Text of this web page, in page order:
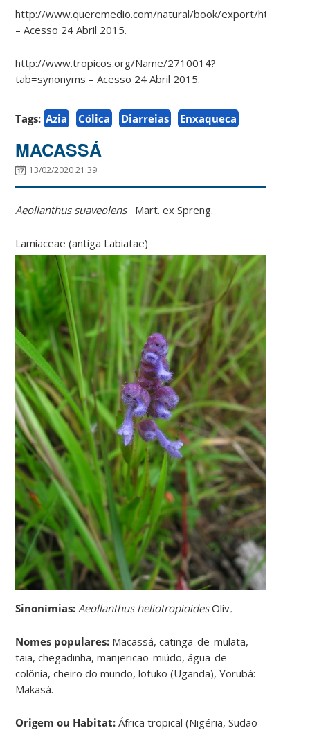
http://www.queremedio.com/natural/book/export/html/118
– Acesso 24 Abril 2015.
http://www.tropicos.org/Name/2710014?
tab=synonyms – Acesso 24 Abril 2015.
Tags: Azia Cólica Diarreias Enxaqueca
MACASSÁ
13/02/2020 21:39
Aeollanthus suaveolensMart. ex Spreng.
Lamiaceae (antiga Labiatae)
Sinonímias: Aeollanthus heliotropioidesOliv.
Nomes populares: Macassá, catinga-de-mulata,
taia, chegadinha, manjericão-miúdo, água-de-
colônia, cheiro do mundo, lotuko (Uganda), Yorubá:
Makasà.
Origem ou Habitat:África tropical (Nigéria, Sudão